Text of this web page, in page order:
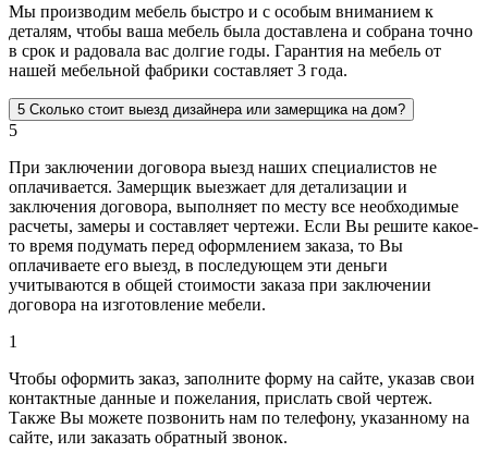
Мы производим мебель быстро и с особым вниманием к
деталям, чтобы ваша мебель была доставлена и собрана точно
в срок и радовала вас долгие годы. Гарантия на мебель от
нашей мебельной фабрики составляет 3 года.
5 Сколько стоит выезд дизайнера или замерщика на дом?
5
При заключении договора выезд наших специалистов не
оплачивается. Замерщик выезжает для детализации и
заключения договора, выполняет по месту все необходимые
расчеты, замеры и составляет чертежи. Если Вы решите какое-
то время подумать перед оформлением заказа, то Вы
оплачиваете его выезд, в последующем эти деньги
учитываются в общей стоимости заказа при заключении
договора на изготовление мебели.
1
Чтобы оформить заказ, заполните форму на сайте, указав свои
контактные данные и пожелания, прислать свой чертеж.
Также Вы можете позвонить нам по телефону, указанному на
сайте, или заказать обратный звонок.